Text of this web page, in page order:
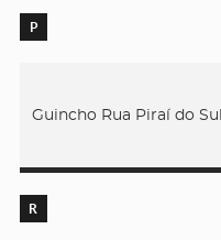
P
Guincho Rua Piraí do Sul
R